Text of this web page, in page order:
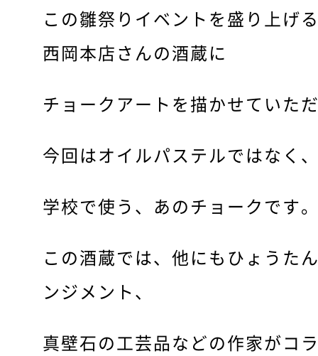
この雛祭りイベントを盛り上げ
西岡本店さんの酒蔵に
チョークアートを描かせていた
今回はオイルパステルではなく
学校で使う、あのチョークです
この酒蔵では、他にもひょうた
ンジメント、
真壁石の工芸品などの作家がコ